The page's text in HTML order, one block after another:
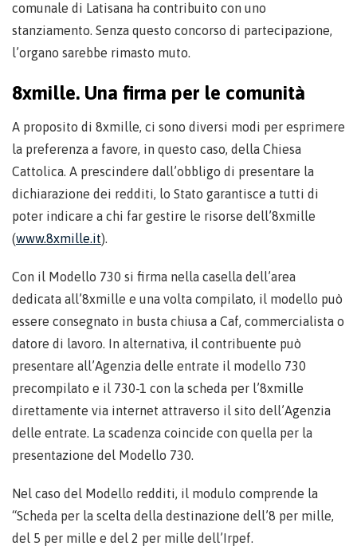
comunale di Latisana ha contribuito con uno
stanziamento. Senza questo concorso di partecipazione,
l’organo sarebbe rimasto muto.
8xmille. Una firma per le comunità
A proposito di 8xmille, ci sono diversi modi per esprimere
la preferenza a favore, in questo caso, della Chiesa
Cattolica. A prescindere dall’obbligo di presentare la
dichiarazione dei redditi, lo Stato garantisce a tutti di
poter indicare a chi far gestire le risorse dell’8xmille
(www.8xmille.it).
Con il Modello 730 si firma nella casella dell’area
dedicata all’8xmille e una volta compilato, il modello può
essere consegnato in busta chiusa a Caf, commercialista o
datore di lavoro. In alternativa, il contribuente può
presentare all’Agenzia delle entrate il modello 730
precompilato e il 730-1 con la scheda per l’8xmille
direttamente via internet attraverso il sito dell’Agenzia
delle entrate. La scadenza coincide con quella per la
presentazione del Modello 730.
Nel caso del Modello redditi, il modulo comprende la
“Scheda per la scelta della destinazione dell’8 per mille,
del 5 per mille e del 2 per mille dell’Irpef.